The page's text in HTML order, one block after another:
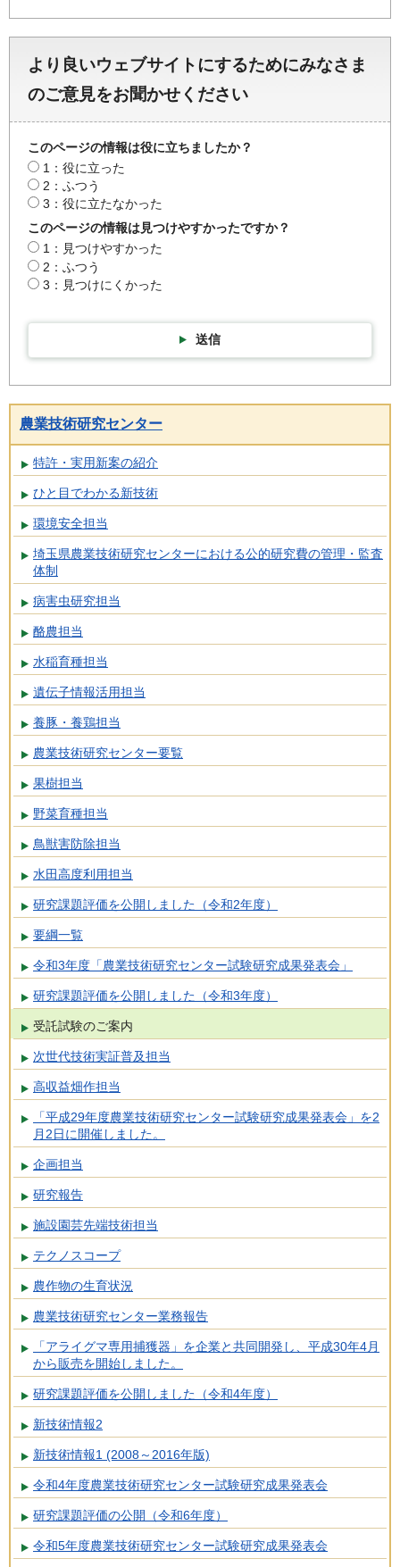
より良いウェブサイトにするためにみなさま
のご意見をお聞かせください
このページの情報は役に立ちましたか？
1：役に立った
2：ふつう
3：役に立たなかった
このページの情報は見つけやすかったですか？
1：見つけやすかった
2：ふつう
3：見つけにくかった
送信
農業技術研究センター
特許・実用新案の紹介
ひと目でわかる新技術
環境安全担当
埼玉県農業技術研究センターにおける公的研究費の管理・監査
体制
病害虫研究担当
酪農担当
水稲育種担当
遺伝子情報活用担当
養豚・養鶏担当
農業技術研究センター要覧
果樹担当
野菜育種担当
鳥獣害防除担当
水田高度利用担当
研究課題評価を公開しました（令和2年度）
要綱一覧
令和3年度「農業技術研究センター試験研究成果発表会」
研究課題評価を公開しました（令和3年度）
受託試験のご案内
次世代技術実証普及担当
高収益畑作担当
「平成29年度農業技術研究センター試験研究成果発表会」を2
月2日に開催しました。
企画担当
研究報告
施設園芸先端技術担当
テクノスコープ
農作物の生育状況
農業技術研究センター業務報告
「アライグマ専用捕獲器」を企業と共同開発し、平成30年4月
から販売を開始しました。
研究課題評価を公開しました（令和4年度）
新技術情報2
新技術情報1 (2008～2016年版)
令和4年度農業技術研究センター試験研究成果発表会
研究課題評価の公開（令和6年度）
令和5年度農業技術研究センター試験研究成果発表会